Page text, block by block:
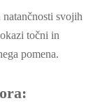
svojih
točni in
pomena.